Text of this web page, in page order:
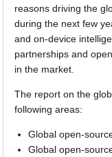
reasons driving the
during the next few
and on-device
partnerships and
in the market.
The report on the
following areas:
Global open-
Global open-